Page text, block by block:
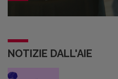
NOTIZIE DALL'AIE